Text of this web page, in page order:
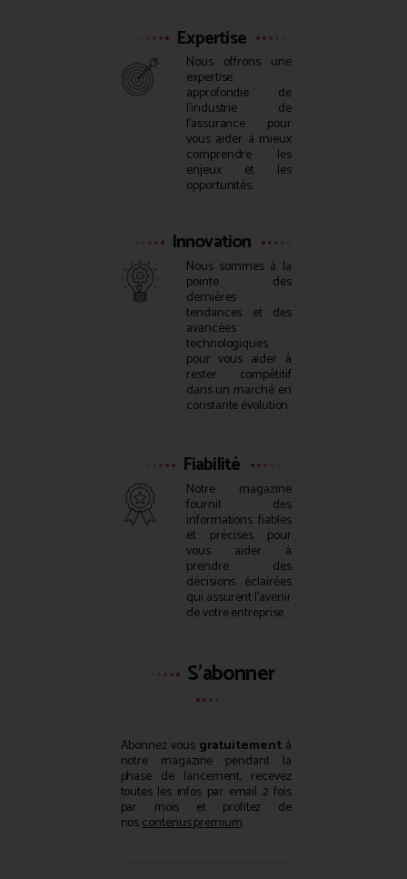
Expertise
Nous offrons une
expertise
approfondie de
l’industrie de
l’assurance pour
vous aider à mieux
comprendre les
enjeux et les
opportunités.
Innovation
Nous sommes à la
pointe des
dernières
tendances et des
avancées
technologiques
pour vous aider à
rester compétitif
dans un marché en
constante évolution.
Fiabilité
Notre magazine
fournit des
informations fiables
et précises pour
vous aider à
prendre des
décisions éclairées
qui assurent l’avenir
de votre entreprise.
S'abonner
Abonnez vous gratuitementà
notre magazine pendant la
phase de lancement, recevez
toutes les infos par email 2 fois
par mois et profitez de
noscontenus premium.